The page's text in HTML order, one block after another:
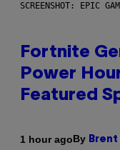
SCREENSHOT: EPIC
Fortnite
Power
Featured
1 hour agoBy